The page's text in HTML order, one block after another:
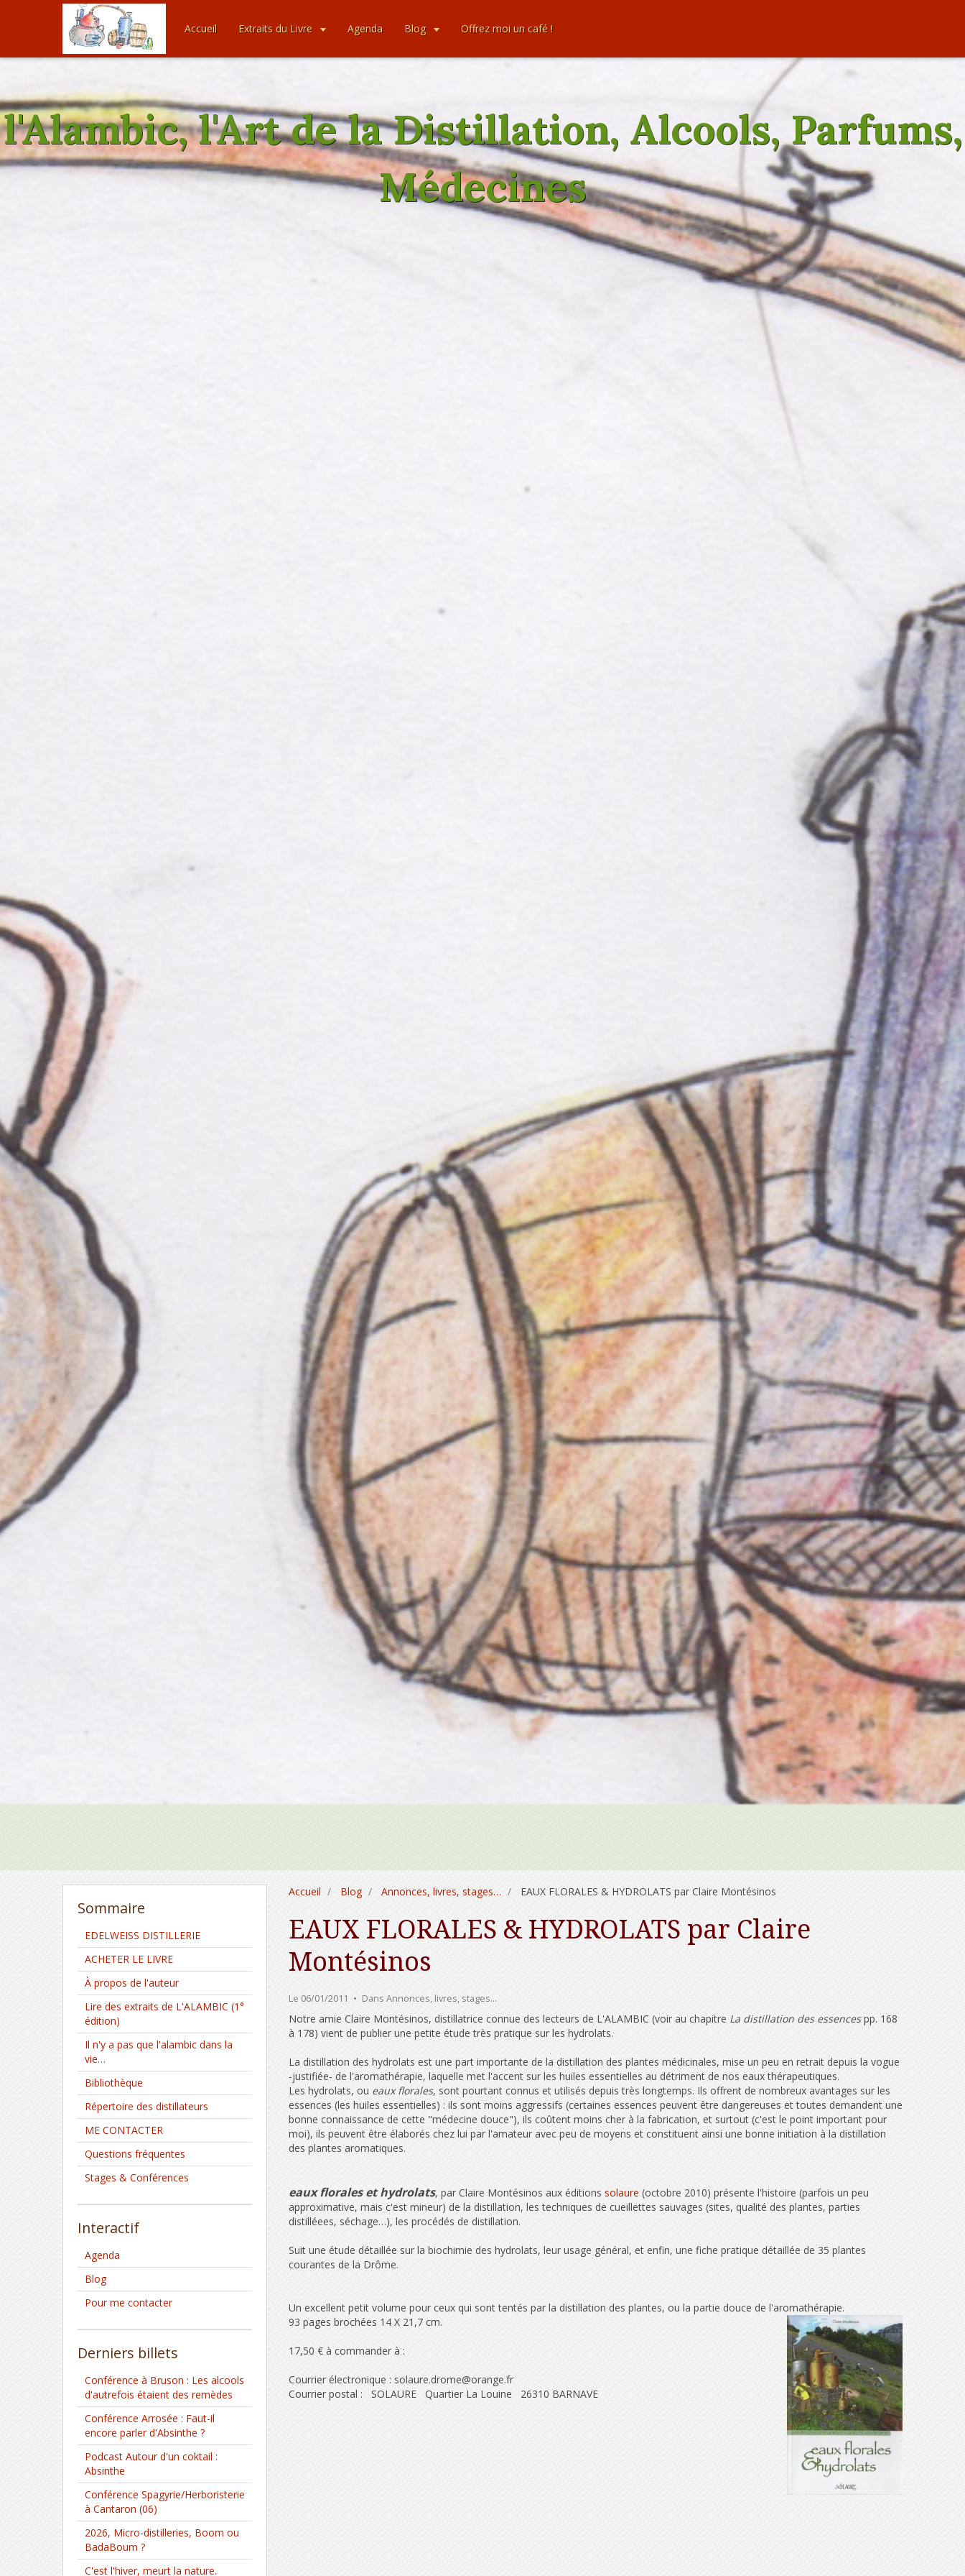
Accueil Extraits du Livre Agenda Blog Offrez moi un café !
l'Alambic, l'Art de la Distillation, Alcools, Parfums,
Médecines
Accueil Blog Annonces, livres, stages… EAUX FLORALES & HYDROLATS par Claire Montésinos
EAUX FLORALES & HYDROLATS par Claire
Montésinos
Le 06/01/2011 DansAnnonces, livres, stages…
Notre amie Claire Montésinos, distillatrice connue des lecteurs de L'ALAMBIC (voir au chapitreLa distillation des essencespp. 168
à 178) vient de publier une petite étude très pratique sur les hydrolats.
La distillation des hydrolats est une part importante de la distillation des plantes médicinales, mise un peu en retrait depuis la vogue
-justifiée- de l'aromathérapie, laquelle met l'accent sur les huiles essentielles au détriment de nos eaux thérapeutiques.
Les hydrolats, oueaux florales, sont pourtant connus et utilisés depuis très longtemps. Ils offrent de nombreux avantages sur les
essences (les huiles essentielles) : ils sont moins aggressifs (certaines essences peuvent être dangereuses et toutes demandent une
bonne connaissance de cette "médecine douce"), ils coûtent moins cher à la fabrication, et surtout (c'est le point important pour
moi), ils peuvent être élaborés chez lui par l'amateur avec peu de moyens et constituent ainsi une bonne initiation à la distillation
des plantes aromatiques.
eaux florales et hydrolats, par Claire Montésinos aux éditionssolaure(octobre 2010) présente l'histoire (parfois un peu
approximative, mais c'est mineur) de la distillation, les techniques de cueillettes sauvages (sites, qualité des plantes, parties
distilléees, séchage…), les procédés de distillation.
Suit une étude détaillée sur la biochimie des hydrolats, leur usage général, et enfin, une fiche pratique détaillée de 35 plantes
courantes de la Drôme.
Un excellent petit volume pour ceux qui sont tentés par la distillation des plantes, ou la partie douce de l'aromathérapie.
93 pages brochées 14 X 21,7 cm.
17,50 € à commander à :
Courrier électronique : solaure.drome@orange.fr
Courrier postal : SOLAURE Quartier La Louine 26310 BARNAVE
Sommaire
EDELWEISS DISTILLERIE
ACHETER LE LIVRE
À propos de l'auteur
Lire des extraits de L'ALAMBIC (1°
édition)
Il n'y a pas que l'alambic dans la
vie…
Bibliothèque
Répertoire des distillateurs
ME CONTACTER
Questions fréquentes
Stages & Conférences
Interactif
Agenda
Blog
Pour me contacter
Derniers billets
Conférence à Bruson : Les alcools
d'autrefois étaient des remèdes
Conférence Arrosée : Faut-il
encore parler d'Absinthe ?
Podcast Autour d'un coktail :
Absinthe
Conférence Spagyrie/Herboristerie
à Cantaron (06)
2026, Micro-distilleries, Boom ou
BadaBoum ?
C'est l'hiver, meurt la nature.